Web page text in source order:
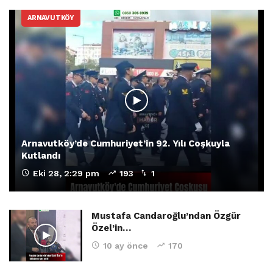
ARNAVUTKÖY
Arnavutköy’de Cumhuriyet’in 92. Yılı Coşkuyla
Kutlandı
Eki 28, 2:29 pm 193 1
Mustafa Candaroğlu’ndan Özgür
Özel’in…
10 ay önce 170